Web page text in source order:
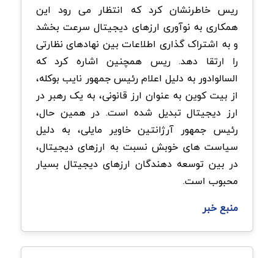
ریس خاطرنشان کرد که انتظار می رود این
همکاری به نوآوری ارزهای دیجیتال سرعت بخشد
و به اشتراک گذاری اطلاعات بین نهادهای نظارتی
را ارتقا دهد. ریس همچنین اشاره کرد که
السالوادور به دلیل اعلام رئیس جمهور نایب بوکله،
از بیت کوین به عنوان ارز قانونی، به یک رهبر در
ارز دیجیتال تبدیل شده است. در همین حال،
رئیس جمهور آرژانتین خاویر مایلی، به دلیل
سیاست های خوبش نسبت به ارزهای دیجیتال،
در بین توسعه دهندگان ارزهای دیجیتال بسیار
محبوب است.
منبع خبر